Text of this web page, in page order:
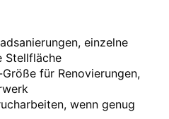
einzelne
Stellfläche
für Renovierungen,
wenn genug